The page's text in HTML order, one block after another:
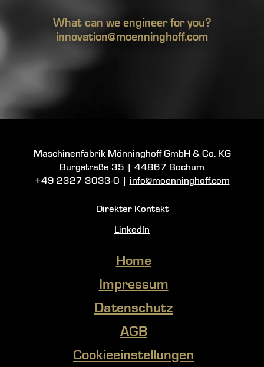
What can we engineer for you?
innovation@moenninghoff.com
Maschinenfabrik Mönninghoff GmbH & Co. KG
Burgstraße 35
44867 Bochum
+49 2327 3033-0
info@moenninghoff.com
Direkter Kontakt
LinkedIn
Home
Impressum
Datenschutz
AGB
Cookieeinstellungen